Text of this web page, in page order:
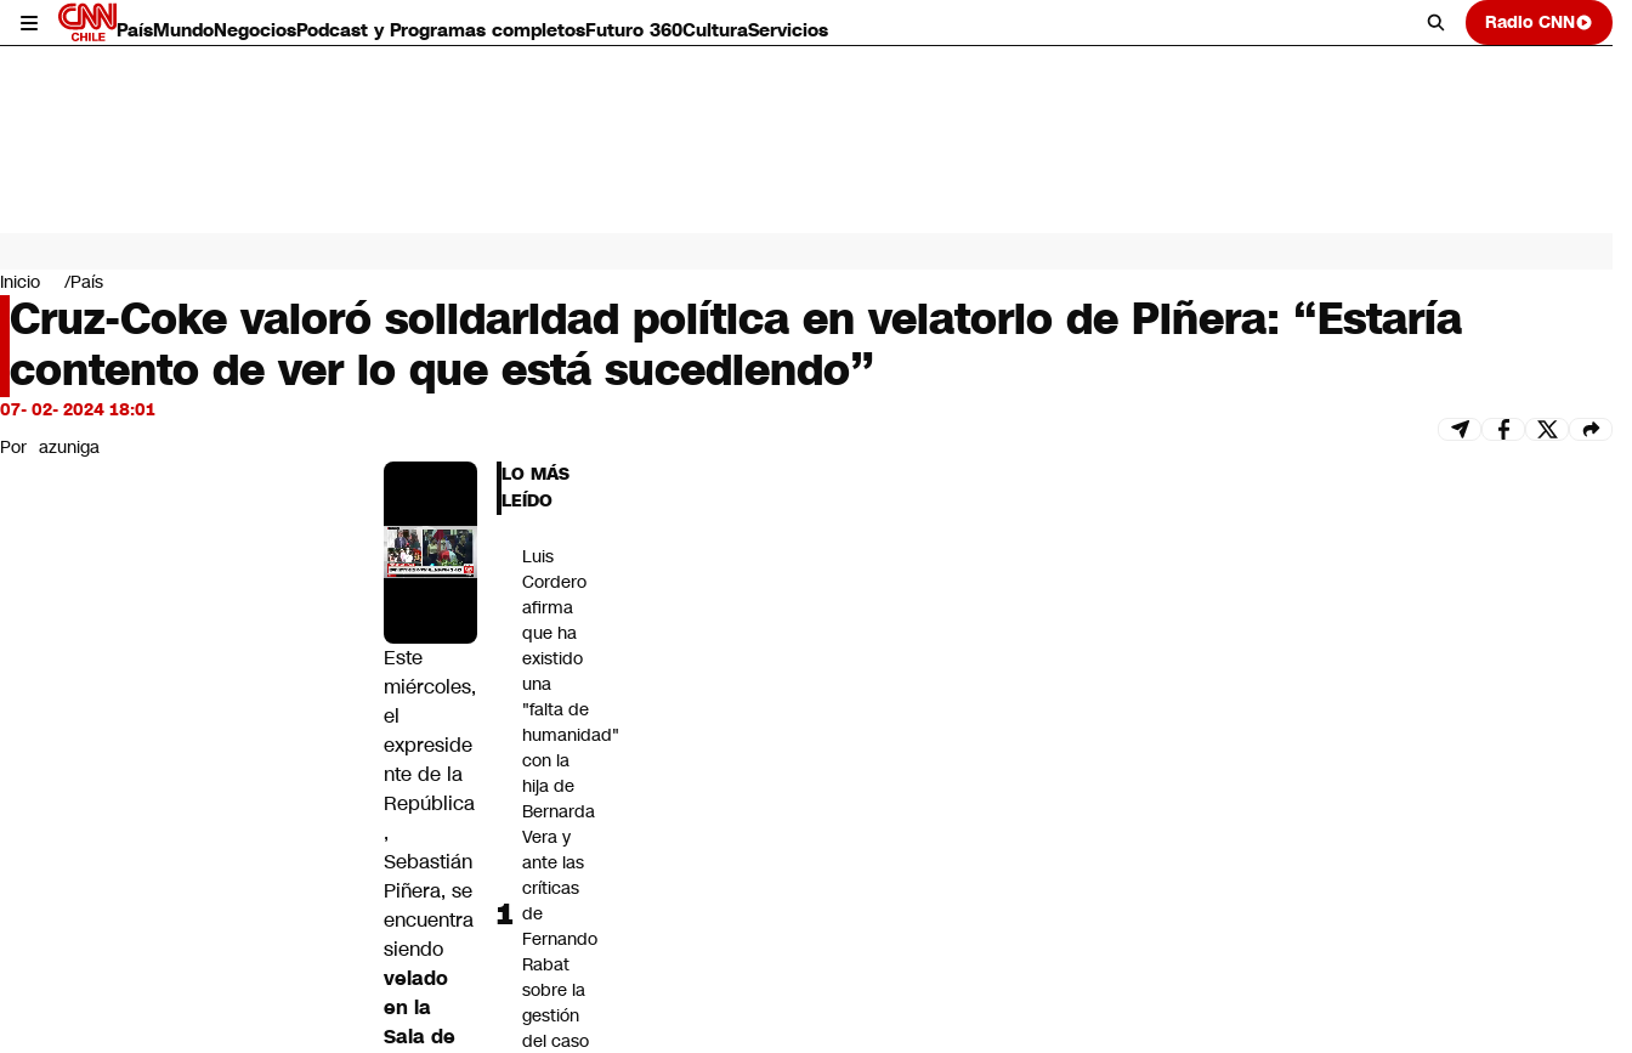
PaísMundoNegociosPodcast y Programas completosFuturo 360CulturaServicios Radio CNN
Mundo
Negocios
Deportes
Programas completos
Cultura
Servicios
CNN Data
Inicio País
Cruz-Coke valoró solidaridad política en velatorio de Piñera: “Estaría
contento de ver lo que está sucediendo”
07- 02- 2024 18:01
Por azuniga
Este
miércoles,
el
expreside
nte de la
República
,
Sebastián
Piñera, se
encuentra
siendo
velado
en la
Sala de
LO MÁS
LEÍDO
Luis
Cordero
afirma
que ha
existido
una
"falta de
humanidad"
con la
hija de
Bernarda
Vera y
ante las
críticas
de
Fernando
Rabat
sobre la
gestión
del caso